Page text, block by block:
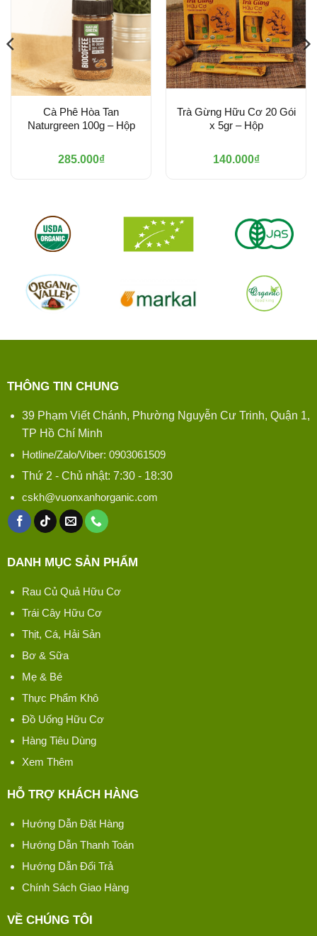
Cà Phê Hòa Tan
Naturgreen 100g – Hộp
285.000₫
Trà Gừng Hữu Cơ 20 Gói
x 5gr – Hộp
140.000₫
THÔNG TIN CHUNG
39 Phạm Viết Chánh, Phường Nguyễn Cư Trinh, Quận 1,
TP Hồ Chí Minh
Hotline/Zalo/Viber: 0903061509
Thứ 2 - Chủ nhật: 7:30 - 18:30
cskh@vuonxanhorganic.com
DANH MỤC SẢN PHẨM
Rau Củ Quả Hữu Cơ
Trái Cây Hữu Cơ
Thịt, Cá, Hải Sản
Bơ & Sữa
Mẹ & Bé
Thực Phẩm Khô
Đồ Uống Hữu Cơ
Hàng Tiêu Dùng
Xem Thêm
HỖ TRỢ KHÁCH HÀNG
Hướng Dẫn Đặt Hàng
Hướng Dẫn Thanh Toán
Hướng Dẫn Đổi Trả
Chính Sách Giao Hàng
VỀ CHÚNG TÔI